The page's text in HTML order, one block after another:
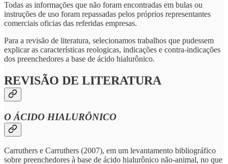
Todas as informações que não foram encontradas em bulas ou
instruções de uso foram repassadas pelos próprios representantes
comerciais oficias das referidas empresas.
Para a revisão de literatura, selecionamos trabalhos que pudessem
explicar as características reologicas, indicações e contra-indicações
dos preenchedores a base de ácido hialurônico.
REVISÃO DE LITERATURA
O ÁCIDO HIALURÔNICO
Carruthers e Carruthers (2007), em um levantamento bibliográfico
sobre preenchedores à base de ácido hialurônico não-animal, no que